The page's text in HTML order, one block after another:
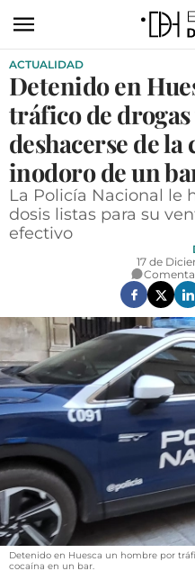
ACTUALIDAD
ECONOMÍA
TECNOLOGÍA
TURISMO
AGROALIMENTACIÓN
DEPORTES
OPINIÓN
GALERÍAS
VÍDEOS
CONTACTAR
FIESTAS EN EL ALTO ARAGÓN
FIESTAS DE SAN LORENZO
AGENDA
CARTELERA
ACTUALIDAD
Detenido en
tráfico de
deshacerse de la
inodoro de un
La Policía Nacional le
dosis listas para su
efectivo
17 de
Detenido en Huesca un hombre por
cocaína en un bar.